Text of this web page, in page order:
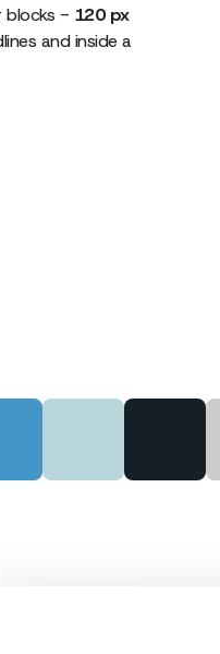
blocks - 120 px
and inside a